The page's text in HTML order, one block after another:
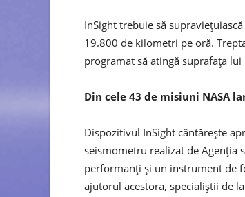
InSight trebuie să
19.800 de kilometri pe oră.
programat să atingă suprafaţa
Din cele 43 de misiuni NASA
Dispozitivul InSight cântăreşte
seismometru realizat de Agenţia
performanţi şi un instrument de
ajutorul acestora, specialiştii de